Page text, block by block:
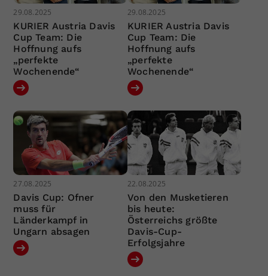
29.08.2025
KURIER Austria Davis
Cup Team: Die
Hoffnung aufs
„perfekte
Wochenende“
29.08.2025
KURIER Austria Davis
Cup Team: Die
Hoffnung aufs
„perfekte
Wochenende“
27.08.2025
Davis Cup: Ofner
muss für
Länderkampf in
Ungarn absagen
22.08.2025
Von den Musketieren
bis heute:
Österreichs größte
Davis-Cup-
Erfolgsjahre